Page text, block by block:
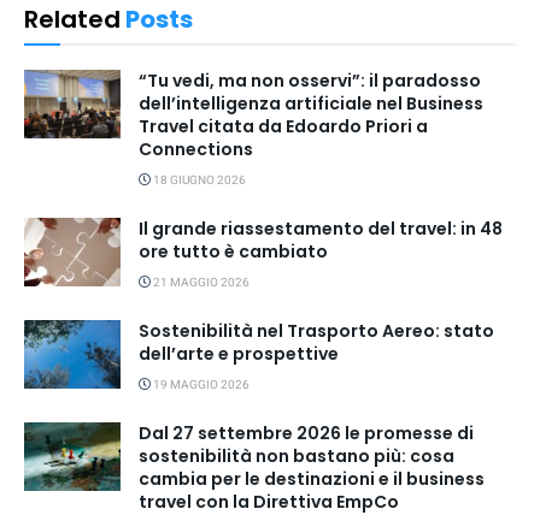
Related Posts
“Tu vedi, ma non osservi”: il paradosso
dell’intelligenza artificiale nel Business
Travel citata da Edoardo Priori a
Connections
18 GIUGNO 2026
Il grande riassestamento del travel: in 48
ore tutto è cambiato
21 MAGGIO 2026
Sostenibilità nel Trasporto Aereo: stato
dell’arte e prospettive
19 MAGGIO 2026
Dal 27 settembre 2026 le promesse di
sostenibilità non bastano più: cosa
cambia per le destinazioni e il business
travel con la Direttiva EmpCo